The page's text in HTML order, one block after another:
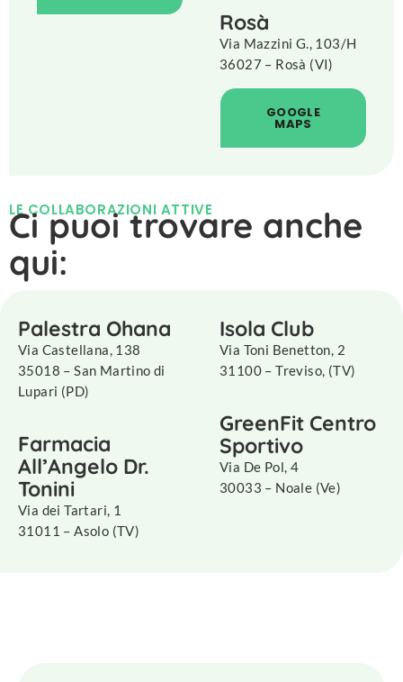
Rosà
Via Mazzini G., 103/H
36027 – Rosà (VI)
GOOGLE
MAPS
LE COLLABORAZIONI ATTIVE
Ci puoi trovare anche
qui:
Palestra Ohana
Via Castellana, 138
35018 – San Martino di
Lupari (PD)
Farmacia
All’Angelo Dr.
Tonini
Via dei Tartari, 1
31011 – Asolo (TV)
Isola Club
Via Toni Benetton, 2
31100 – Treviso, (TV)
GreenFit Centro
Sportivo
Via De Pol, 4
30033 – Noale (Ve)